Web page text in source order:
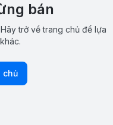
bán
trở về trang chủ để lựa
chủ